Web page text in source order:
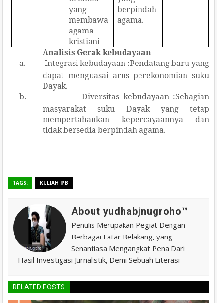
yang
membawa
agama
kristiani
berpindah
agama.
Analisis Gerak kebudayaan
a.
Integrasi kebudayaan :Pendatang baru yang
dapat menguasai arus perekonomian suku
Dayak.
b.
Diversitas kebudayaan :Sebagian
masyarakat suku Dayak yang tetap
mempertahankan kepercayaannya dan
tidak bersediaberpindah agama.
TAGS: KULIAH IPB
About yudhabjnugroho™️
Penulis Merupakan Pegiat Dengan
Berbagai Latar Belakang, yang
Senantiasa Mengangkat Pena Dari
Hasil Investigasi Jurnalistik, Demi Sebuah Literasi
RELATED POSTS